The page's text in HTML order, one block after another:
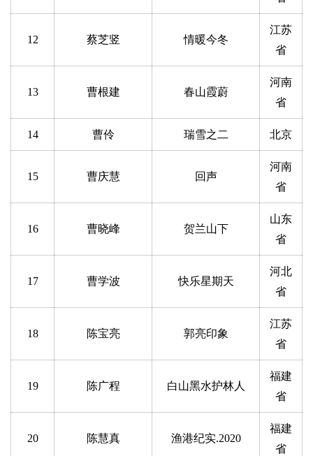
12 蔡芝竖 情暖今冬
江苏
省
13 曹根建 春山霞蔚
河南
省
14 曹伶 瑞雪之二 北京
15 曹庆慧 回声
河南
省
16 曹晓峰 贺兰山下
山东
省
17 曹学波 快乐星期天
河北
省
18 陈宝亮 郭亮印象
江苏
省
19 陈广程 白山黑水护林人
福建
省
20 陈慧真 渔港纪实.2020
福建
省